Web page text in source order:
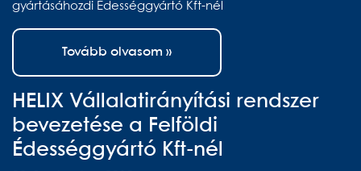
gyártásáhozdi Édességgyártó Kft-nél
Tovább olvasom »
HELIX Vállalatirányítási rendszer
bevezetése a Felföldi
Édességgyártó Kft-nél